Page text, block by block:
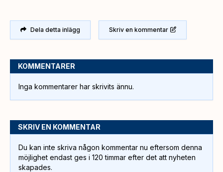
Dela detta inlägg Skriv en kommentar
KOMMENTARER
Inga kommentarer har skrivits ännu.
SKRIV EN KOMMENTAR
Du kan inte skriva någon kommentar nu eftersom denna
möjlighet endast ges i 120 timmar efter det att nyheten
skapades.